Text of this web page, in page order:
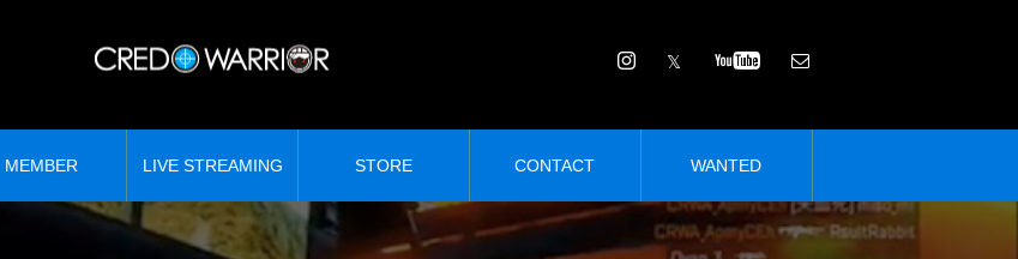
MEMBER LIVE STREAMING STORE CONTACT WANTED